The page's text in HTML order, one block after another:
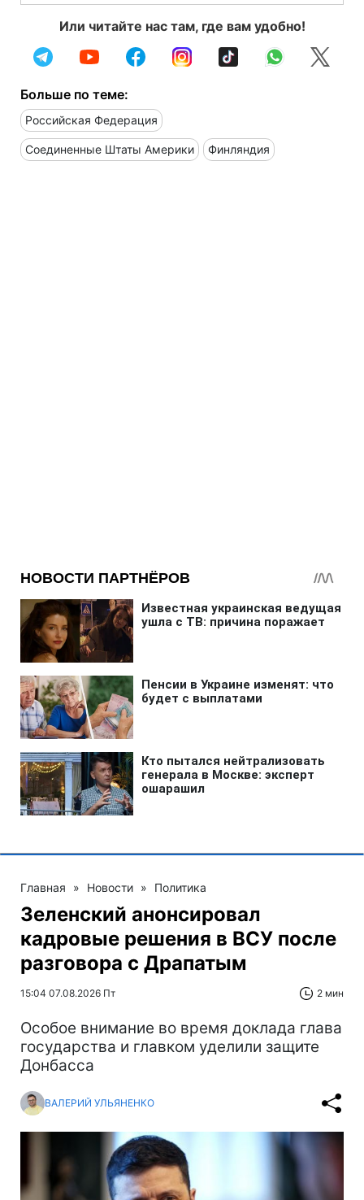
Или читайте нас там, где вам удобно!
Больше по теме:
Российская Федерация
Соединенные Штаты Америки Финляндия
Главная » Новости » Политика
Зеленский анонсировал
кадровые решения в ВСУ после
разговора с Драпатым
15:04 07.08.2026 Пт 2 мин
Особое внимание во время доклада глава
государства и главком уделили защите
Донбасса
ВАЛЕРИЙ УЛЬЯНЕНКО